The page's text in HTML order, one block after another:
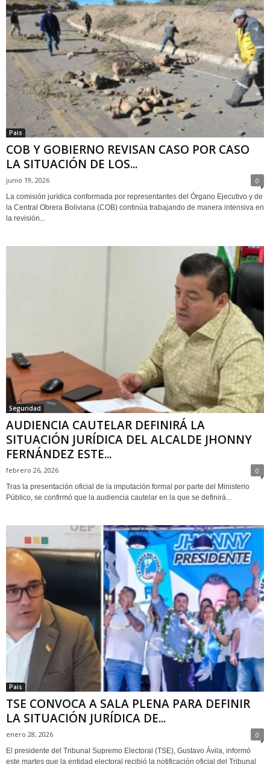
Pais
COB Y GOBIERNO REVISAN CASO POR CASO
LA SITUACIÓN DE LOS...
junio 19, 2026 0
La comisión jurídica conformada por representantes del Órgano Ejecutivo y de
la Central Obrera Boliviana (COB) continúa trabajando de manera intensiva en
la revisión...
Seguridad
AUDIENCIA CAUTELAR DEFINIRÁ LA
SITUACIÓN JURÍDICA DEL ALCALDE JHONNY
FERNÁNDEZ ESTE...
febrero 26, 2026 0
Tras la presentación oficial de la imputación formal por parte del Ministerio
Público, se confirmó que la audiencia cautelar en la que se definirá...
Pais
TSE CONVOCA A SALA PLENA PARA DEFINIR
LA SITUACIÓN JURÍDICA DE...
enero 28, 2026 0
El presidente del Tribunal Supremo Electoral (TSE), Gustavo Ávila, informó
este martes que la entidad electoral recibió la notificación oficial del Tribunal